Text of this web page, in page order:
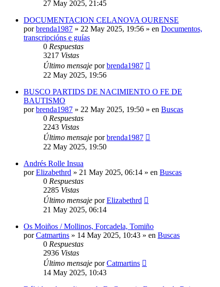
27 May 2025, 21:45
DOCUMENTACION CELANOVA OURENSE
porbrenda1987 » 22 May 2025, 19:56 » en Documentos,
transcripcións e guías
0 Respuestas
3217 Vistas
Último mensaje porbrenda1987
22 May 2025, 19:56
BUSCO PARTIDS DE NACIMIENTO O FE DE
BAUTISMO
porbrenda1987 » 22 May 2025, 19:50 » en Buscas
0 Respuestas
2243 Vistas
Último mensaje porbrenda1987
22 May 2025, 19:50
Andrés Rolle Insua
porElizabethrd » 21 May 2025, 06:14 » en Buscas
0 Respuestas
2285 Vistas
Último mensaje porElizabethrd
21 May 2025, 06:14
Os Moiños / Mollinos, Forcadela, Tomiño
porCatmartins » 14 May 2025, 10:43 » en Buscas
0 Respuestas
2936 Vistas
Último mensaje porCatmartins
14 May 2025, 10:43